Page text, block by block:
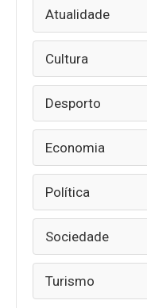
Atualidade
Cultura
Desporto
Economia
Política
Sociedade
Turismo